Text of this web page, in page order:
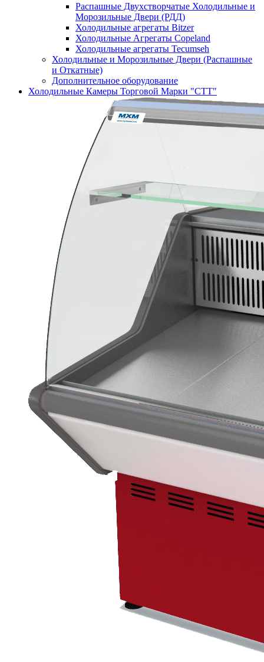
Распашные Двухстворчатые Холодильные и
Морозильные Двери (РДД)
Холодильные агрегаты Bitzer
Холодильные Агрегаты Copeland
Холодильные агрегаты Tecumseh
Холодильные и Морозильные Двери (Распашные
и Откатные)
Дополнительное оборудование
Холодильные Камеры Торговой Марки "СТТ"